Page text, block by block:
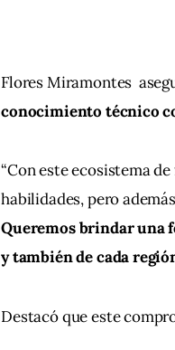
Flores Miramontes
conocimiento técnico
“Con este ecosistema
habilidades, pero
Queremos brindar una
y también de cada
Destacó que este